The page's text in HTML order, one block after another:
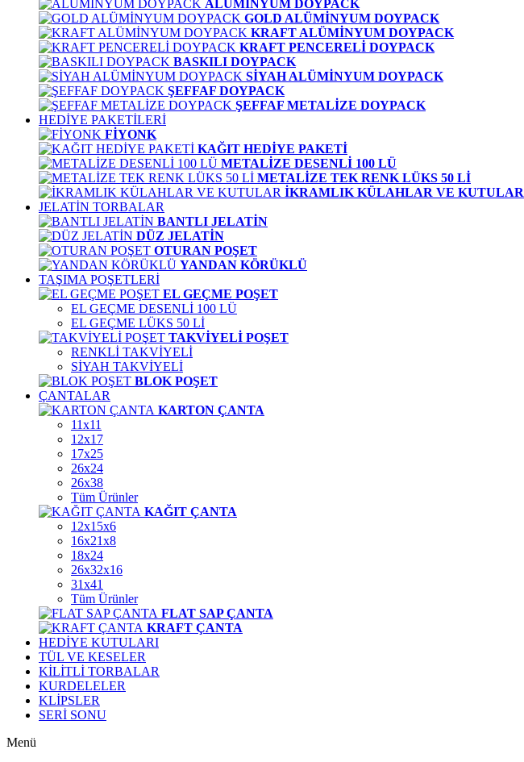
ALÜMİNYUM DOYPACK
GOLD ALÜMİNYUM DOYPACK
KRAFT ALÜMİNYUM DOYPACK
KRAFT PENCERELİ DOYPACK
BASKILI DOYPACK
SİYAH ALÜMİNYUM DOYPACK
ŞEFFAF DOYPACK
ŞEFFAF METALİZE DOYPACK
HEDİYE PAKETİLERİ
FİYONK
KAĞIT HEDİYE PAKETİ
METALİZE DESENLİ 100 LÜ
METALİZE TEK RENK LÜKS 50 Lİ
İKRAMLIK KÜLAHLAR VE KUTULAR
JELATİN TORBALAR
BANTLI JELATİN
DÜZ JELATİN
OTURAN POŞET
YANDAN KÖRÜKLÜ
TAŞIMA POŞETLERİ
EL GEÇME POŞET
EL GEÇME DESENLİ 100 LÜ
EL GEÇME LÜKS 50 Lİ
TAKVİYELİ POŞET
RENKLİ TAKVİYELİ
SİYAH TAKVİYELİ
BLOK POŞET
ÇANTALAR
KARTON ÇANTA
11x11
12x17
17x25
26x24
26x38
Tüm Ürünler
KAĞIT ÇANTA
12x15x6
16x21x8
18x24
26x32x16
31x41
Tüm Ürünler
FLAT SAP ÇANTA
KRAFT ÇANTA
HEDİYE KUTULARI
TÜL VE KESELER
KİLİTLİ TORBALAR
KURDELELER
KLİPSLER
SERİ SONU
Menü